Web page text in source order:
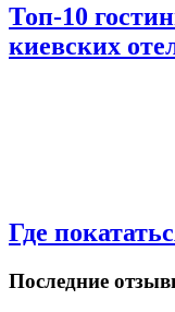
Топ-10
киевских
Где
Последние